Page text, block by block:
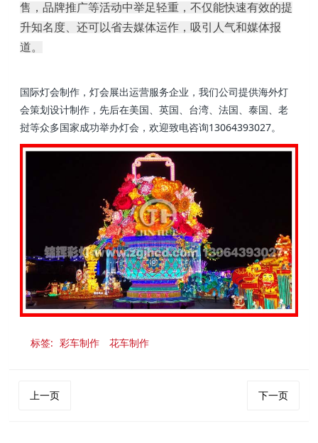
售，品牌推广等活动中举足轻重，不仅能快速有效的提
升知名度、还可以省去媒体运作，吸引人气和媒体报
道。
国际灯会制作，灯会展出运营服务企业，我们公司提供海外灯
会策划设计制作，先后在美国、英国、台湾、法国、泰国、老
挝等众多国家成功举办灯会，欢迎致电咨询13064393027。
标签: 彩车制作 花车制作
上一页 下一页